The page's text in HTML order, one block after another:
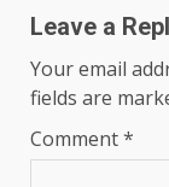
Leave a
Your email
fields are
Comment*